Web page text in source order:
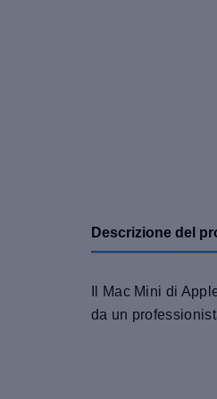
Descrizione del
Il Mac Mini di
da un